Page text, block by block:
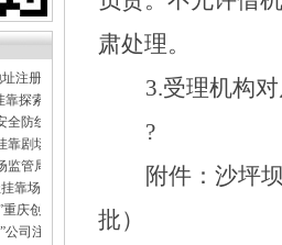
日）
，
台注
行，
用）
发票
，在
注册公司全力筑牢3075座水库防汛安全堤
靠探索特殊教育高质量发展新路径
全防线动员网格员、公司注册地址挂靠一线工
靠剧场不再有围墙——重庆把文化舞台搬进山
监管局开展糕点烘焙店食品安全专项检查
靠场价格监测分析
庆创业园火灾受灾群众救助工作
公司注册地址挂靠，入选可纳入市级高层次人
肃处理。
3.受理机构
?
附件：沙坪
批）